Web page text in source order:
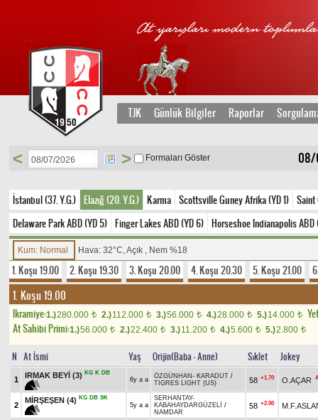
TJK Günlük Bilgiler Raporlar
08/
< > Formaları Göster
İstanbul (37. Y.G.) Elazığ (20. Y.G.) Karma Scottsville Guney Afrika (YD 1) Saint
Delaware Park ABD (YD 5) Finger Lakes ABD (YD 6) Horseshoe Indianapolis ABD
Kum: Normal Hava: 32°C, Açık , Nem %18
1. Koşu 19.00 2. Koşu 19.30 3. Koşu 20.00 4. Koşu 20.30 5. Koşu 21.00
1. Koşu 19.00
Ikramiye:1.)280.000 t 2.)112.000 t 3.)56.000 t 4.)28.000 t 5.)14.000 t
At Sahibi Primi:1.)56.000 t 2.)22.400 t 3.)11.200 t 4.)5.600 t 5.)2.800 t
N At İsmi Yaş Orijin(Baba - Anne) Sıklet Jokey
1
IRMAK BEYİ (3) KG K DB
6y a a ÖZGÜNHAN - KARADUT /
TIGRES LIGHT (US)
58 +1.70 O.AÇAR
2
MİRŞEŞEN (4) KG DB SK
5y a a
SERHANTAY-
KABAHAYDARGÜZELİ /
NAMDAR
58 +2.00